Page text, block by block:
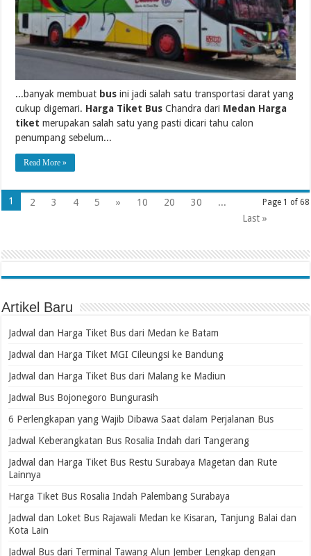
...banyak membuat bus ini jadi salah satu transportasi darat yang
cukup digemari. Harga Tiket Bus Chandra dari Medan Harga
tiket merupakan salah satu yang pasti dicari tahu calon
penumpang sebelum...
Read More »
Page 1 of 68
1 2 3 4 5 » 10 20 30
...
Last »
Artikel Baru
Jadwal dan Harga Tiket Bus dari Medan ke Batam
Jadwal dan Harga Tiket MGI Cileungsi ke Bandung
Jadwal dan Harga Tiket Bus dari Malang ke Madiun
Jadwal Bus Bojonegoro Bungurasih
6 Perlengkapan yang Wajib Dibawa Saat dalam Perjalanan Bus
Jadwal Keberangkatan Bus Rosalia Indah dari Tangerang
Jadwal dan Harga Tiket Bus Restu Surabaya Magetan dan Rute
Lainnya
Harga Tiket Bus Rosalia Indah Palembang Surabaya
Jadwal dan Loket Bus Rajawali Medan ke Kisaran, Tanjung Balai dan
Kota Lain
Jadwal Bus dari Terminal Tawang Alun Jember Lengkap dengan